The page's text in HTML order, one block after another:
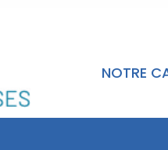
NOTRE